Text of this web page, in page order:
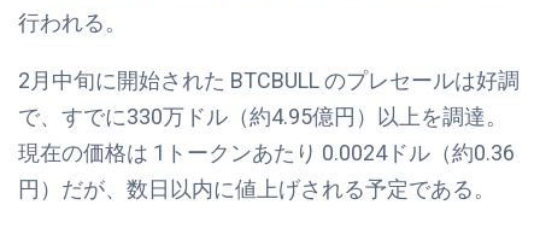
行われる。
2月中旬に開始された BTCBULL のプレセールは好調
で、すでに330万ドル（約4.95億円）以上を調達。
現在の価格は 1トークンあたり 0.0024ドル（約0.36
円）だが、数日以内に値上げされる予定である。